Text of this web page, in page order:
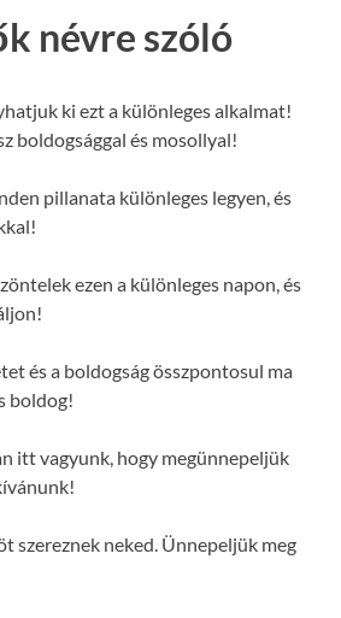
névre szóló
ki ezt a különleges alkalmat!
boldogsággal és mosollyal!
pillanata különleges legyen, és
ezen a különleges napon, és
és a boldogság összpontosul ma
boldog!
itt vagyunk, hogy megünnepeljük
szereznek neked. Ünnepeljük meg